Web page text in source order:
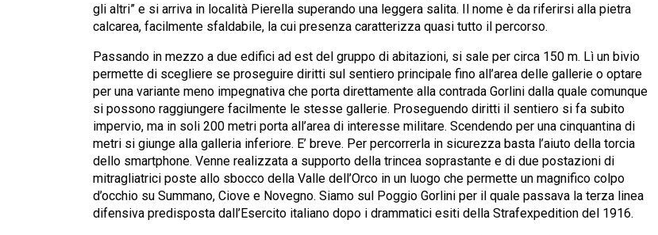
gli altri” e si arriva in località Pierella superando una leggera salita. Il nome è da riferirsi alla pietra
calcarea, facilmente sfaldabile, la cui presenza caratterizza quasi tutto il percorso.
Passando in mezzo a due edifici ad est del gruppo di abitazioni, si sale per circa 150 m. Lì un bivio
permette di scegliere se proseguire diritti sul sentiero principale fino all’area delle gallerie o optare
per una variante meno impegnativa che porta direttamente alla contrada Gorlini dalla quale comunque
si possono raggiungere facilmente le stesse gallerie. Proseguendo diritti il sentiero si fa subito
impervio, ma in soli 200 metri porta all’area di interesse militare. Scendendo per una cinquantina di
metri si giunge alla galleria inferiore. E’ breve. Per percorrerla in sicurezza basta l’aiuto della torcia
dello smartphone. Venne realizzata a supporto della trincea soprastante e di due postazioni di
mitragliatrici poste allo sbocco della Valle dell’Orco in un luogo che permette un magnifico colpo
d’occhio su Summano, Ciove e Novegno. Siamo sul Poggio Gorlini per il quale passava la terza linea
difensiva predisposta dall’Esercito italiano dopo i drammatici esiti della Strafexpedition del 1916.